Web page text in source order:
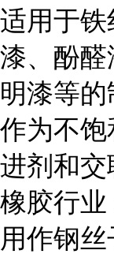
适用于
漆、酚
明漆等的
作为不饱
进剂和交
橡胶行业
用作钢